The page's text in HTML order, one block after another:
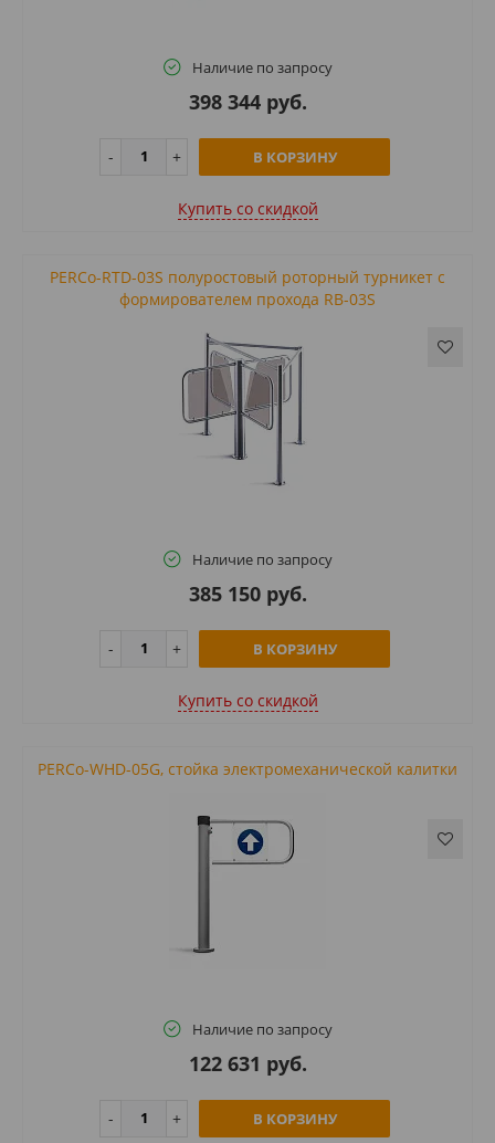
Наличие по запросу
398 344 руб.
В КОРЗИНУ
Купить cо скидкой
PERCo-RTD-03S полуростовый роторный турникет с
формирователем прохода RB-03S
Наличие по запросу
385 150 руб.
В КОРЗИНУ
Купить cо скидкой
PERCo-WHD-05G, стойка электромеханической калитки
Наличие по запросу
122 631 руб.
В КОРЗИНУ